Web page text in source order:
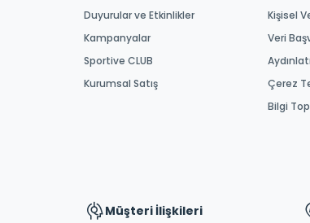
Duyurular ve Etkinlikler
Kampanyalar
Sportive CLUB
Kurumsal Satış
Kişisel
Veri
Çerez
Bilgi
Müşteri İlişkileri